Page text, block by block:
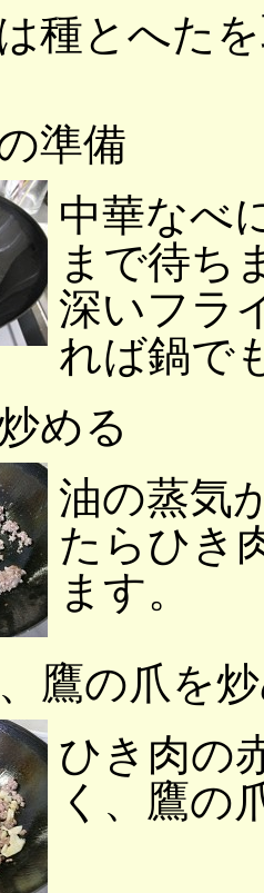
種とへた
準備
中華なべ
まで待ち
深いフラ
れば鍋で
める
油の蒸気
たらひき
ます。
鷹の爪を
ひき肉の
く、鷹の